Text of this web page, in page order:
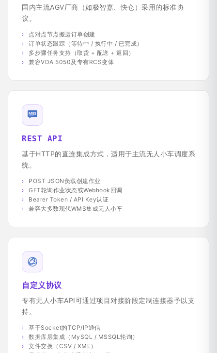
国内主流AGV厂商（如极智嘉、快仓）采用的标准协
议。
点对点节点搬运订单创建
订单状态跟踪（等待中 / 执行中 / 已完成）
多步骤任务支持（取货 + 配送 + 返回）
兼容VDA 5050及专有RCS变体
REST API
基于HTTP的直连集成方式，适用于主流无人小车调度系
统。
POST JSON负载创建作业
GET轮询作业状态或Webhook回调
Bearer Token / API Key认证
兼容大多数现代WMS集成无人小车
自定义协议
专有无人小车API可通过项目对接阶段定制连接器予以支
持。
基于Socket的TCP/IP通信
数据库层集成（MySQL / MSSQL轮询）
文件交换（CSV / XML）